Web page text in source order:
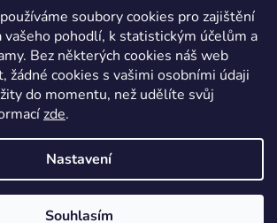
soubory cookies pro zajištění
vašeho pohodlí, k statistickým účelům a
Bez některých cookies náš web
žádné cookies s vašimi osobními údaji
do momentu, než udělíte svůj
zde.
Nastavení
Souhlasím
prodejna Barefoot Plzeň
Vytvořil Shoptet